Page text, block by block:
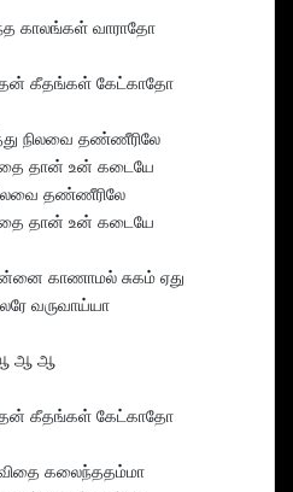
காலங்கள் வாராதோ
கீதங்கள் கேட்காதோ
நிலவை தண்ணீரிலே
தான் உன் கடையே
தண்ணீரிலே
தான் உன் கடையே
காணாமல் சுகம் ஏது
வருவாய்யா
ஆ ஆ
கீதங்கள் கேட்காதோ
கலைந்ததம்மா